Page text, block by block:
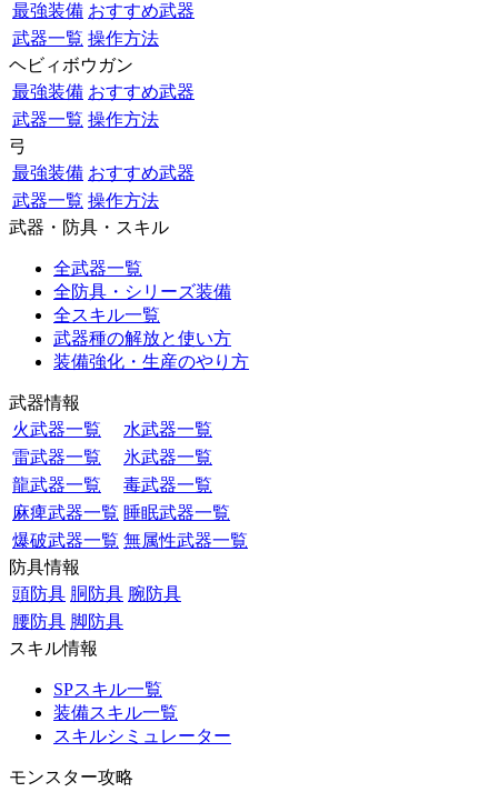
最強装備 おすすめ武器
武器一覧 操作方法
ヘビィボウガン
最強装備 おすすめ武器
武器一覧 操作方法
弓
最強装備 おすすめ武器
武器一覧 操作方法
武器・防具・スキル
全武器一覧
全防具・シリーズ装備
全スキル一覧
武器種の解放と使い方
装備強化・生産のやり方
武器情報
火武器一覧
水武器一覧
雷武器一覧
氷武器一覧
龍武器一覧
毒武器一覧
麻痺武器一覧 睡眠武器一覧
爆破武器一覧 無属性武器一覧
防具情報
頭防具 胴防具 腕防具
腰防具 脚防具
スキル情報
SPスキル一覧
装備スキル一覧
スキルシミュレーター
モンスター攻略